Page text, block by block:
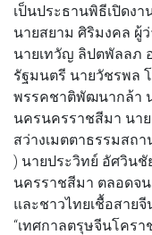
เป็นประธานพิธีเปิดง
นายสยาม ศิริมงคล ผู้
นายเทวัญ ลิปตพัลลภ
รัฐมนตรี นายวัชรพล
พรรคชาติพัฒนากล้า
นครนครราชสีมา นา
สว่างเมตตาธรรมสถ
) นายประวิทย์ อัศวิน
นครราชสีมา ตลอดจ
และชาวไทยเชื้อสาย
“เทศกาลตรุษจีนโครา